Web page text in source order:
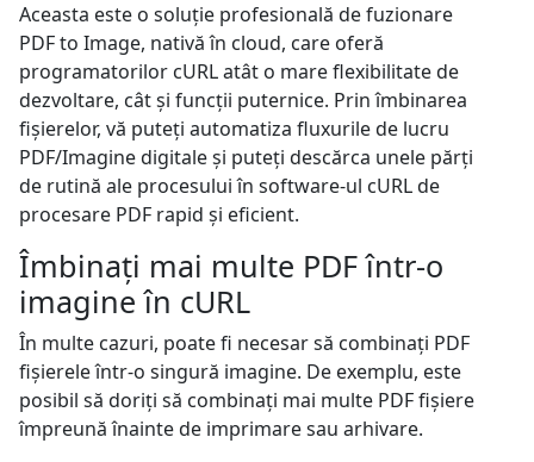
Aceasta este o soluție profesională de fuzionare
PDF to Image, nativă în cloud, care oferă
programatorilor cURL atât o mare flexibilitate de
dezvoltare, cât și funcții puternice. Prin îmbinarea
fișierelor, vă puteți automatiza fluxurile de lucru
PDF/Imagine digitale și puteți descărca unele părți
de rutină ale procesului în software-ul cURL de
procesare PDF rapid și eficient.
Îmbinați mai multe PDF într-o
imagine în cURL
În multe cazuri, poate fi necesar să combinați PDF
fișierele într-o singură imagine. De exemplu, este
posibil să doriți să combinați mai multe PDF fișiere
împreună înainte de imprimare sau arhivare.